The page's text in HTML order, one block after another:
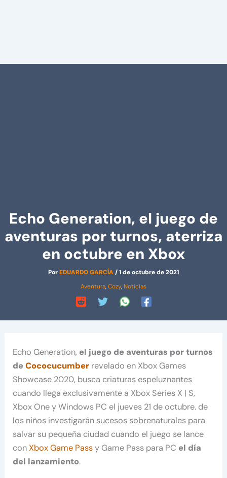
Echo Generation, el juego de
aventuras por turnos, aterriza
en octubre en Xbox
PorEDUARDO GARCÍA/1 de octubre de 2021
Aventura,Cozy, Noticias
Echo Generation, el juego de aventuras por turnos
deCococucumber revelado en Xbox Games
Showcase 2020, busca criaturas espeluznantes
cuando llega exclusivamente a Xbox Series X | S,
Xbox One y Windows PC el jueves 21 de octubre. de
los niños investigarán sucesos sobrenaturales para
salvar su pequeña ciudad cuando el juego se lance
conXbox Game Passy Game Pass para PC el día
del lanzamiento.